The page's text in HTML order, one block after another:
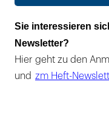
Sie interessieren
Newsletter?
Hier geht zu den
und zm Heft-